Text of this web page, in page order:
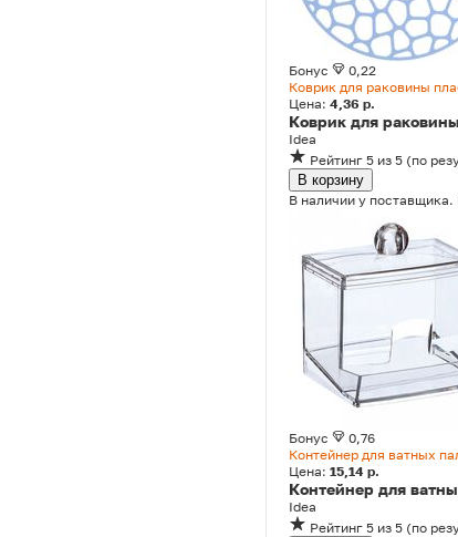
Бонус
0,22
Коврик для раковины
Цена: 4,36 р.
Коврик для
Idea
Рейтинг 5 из 5 (по
В корзину
В наличии у поставщика.
Бонус
0,76
Контейнер для ватных
Цена: 15,14 р.
Контейнер для
Idea
Рейтинг 5 из 5 (по